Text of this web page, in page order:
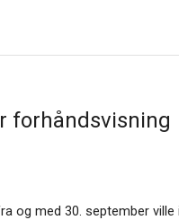
forhåndsvisning
og med 30. september